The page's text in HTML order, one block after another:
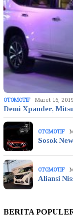
OTOMOTIF Maret 16, 2019
Demi Xpander,
OTOMOTIF
Sosok
OTOMOTIF
Aliansi
BERITA